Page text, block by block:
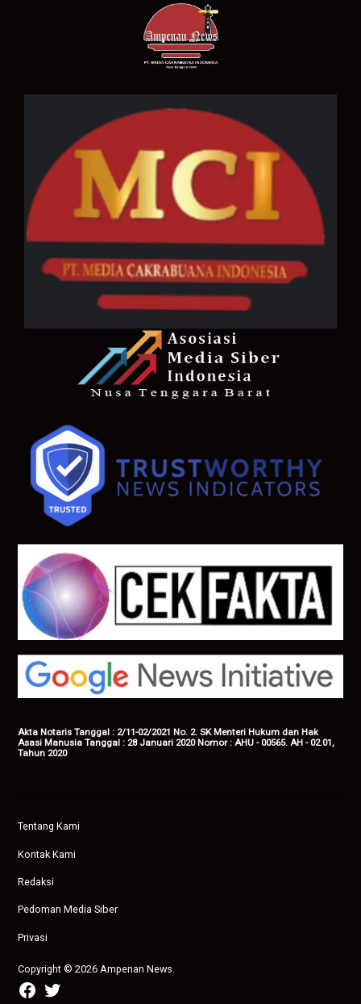
Akta Notaris Tanggal : 2/11-02/2021 No. 2. SK Menteri Hukum dan Hak
Asasi Manusia Tanggal : 28 Januari 2020 Nomor : AHU - 00565. AH - 02.01,
Tahun 2020
Tentang Kami
Kontak Kami
Redaksi
Pedoman Media Siber
Privasi
Copyright © 2026 Ampenan News.
facebook
twitter